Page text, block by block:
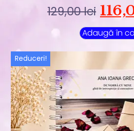
129,00lei
Adaugă în
Reduceri!